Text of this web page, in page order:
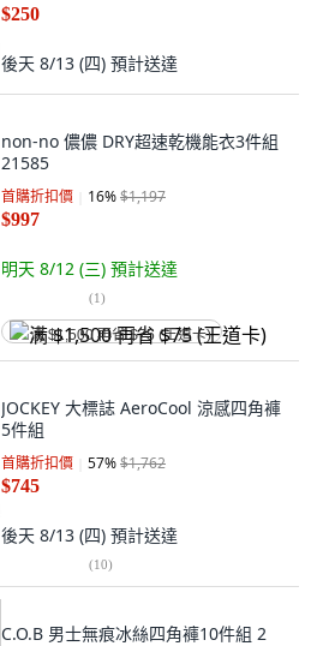
$250
後天 8/13 (四) 預計送達
non-no 儂儂 DRY超速乾機能衣3件組
21585
首購折扣價 16%$1,197
$997
明天 8/12 (三) 預計送達
(1)
满 $1,500 再省 $75 (王道卡)
JOCKEY 大標誌 AeroCool 涼感四角褲
5件組
首購折扣價 57%$1,762
$745
後天 8/13 (四) 預計送達
(10)
C.O.B 男士無痕冰絲四角褲10件組 2